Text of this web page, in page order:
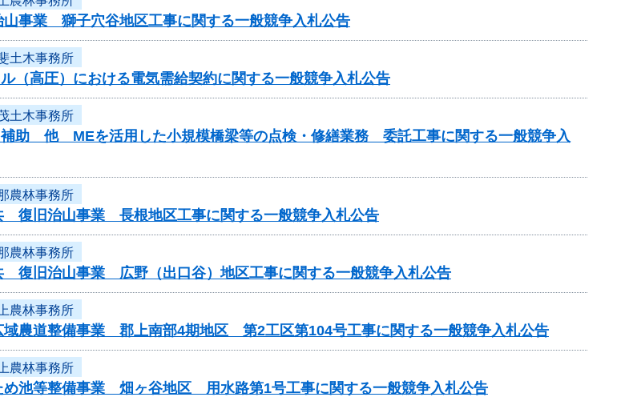
山事業 獅子穴谷地区工事に関する一般競争入札公告
土木事務所
（高圧）における電気需給契約に関する一般競争入札公告
土木事務所
助 他 MEを活用した小規模橋梁等の点検・修繕業務 委託工事に関する一般競争入
農林事務所
復旧治山事業 長根地区工事に関する一般競争入札公告
農林事務所
復旧治山事業 広野（出口谷）地区工事に関する一般競争入札公告
農林事務所
域農道整備事業 郡上南部4期地区 第2工区第104号工事に関する一般競争入札公告
農林事務所
め池等整備事業 畑ヶ谷地区 用水路第1号工事に関する一般競争入札公告